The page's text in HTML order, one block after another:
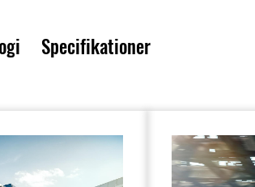
Specifikationer